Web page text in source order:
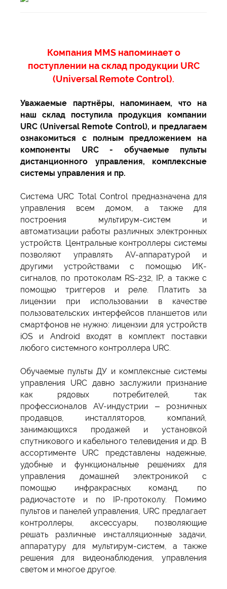
Компания MMS напоминает о
поступлении на склад продукции URC
(Universal Remote Control).
Уважаемые партнёры, напоминаем, что на
наш склад поступила продукция компании
URC (Universal Remote Control), и предлагаем
ознакомиться с полным предложением на
компоненты URC - обучаемые пульты
дистанционного управления, комплексные
системы управления и пр.
Система URC Total Control предназначена для
управления всем домом, а также для
построения мультирум-систем и
автоматизации работы различных электронных
устройств. Центральные контроллеры системы
позволяют управлять AV-аппаратурой и
другими устройствами с помощью ИК-
сигналов, по протоколам RS-232, IP, а также с
помощью триггеров и реле. Платить за
лицензии при использовании в качестве
пользовательских интерфейсов планшетов или
смартфонов не нужно: лицензии для устройств
iOS и Android входят в комплект поставки
любого системного контроллера URC.
Обучаемые пульты ДУ и комплексные системы
управления URC давно заслужили признание
как рядовых потребителей, так
профессионалов AV-индустрии – розничных
продавцов, инсталляторов, компаний,
занимающихся продажей и установкой
спутникового и кабельного телевидения и др. В
ассортименте URC представлены надежные,
удобные и функциональные решениях для
управления домашней электроникой с
помощью инфракрасных команд, по
радиочастоте и по IP-протоколу. Помимо
пультов и панелей управления, URC предлагает
контроллеры, аксессуары, позволяющие
решать различные инсталляционные задачи,
аппаратуру для мультирум-систем, а также
решения для видеонаблюдения, управления
светом и многое другое.